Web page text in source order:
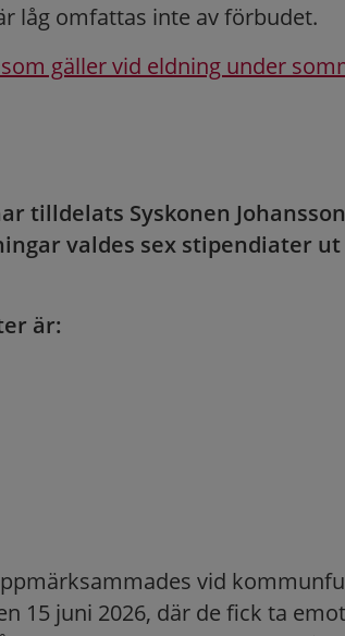
låg omfattas inte av förbudet.
gäller vid eldning under
tilldelats Syskonen
valdes sex stipendiater ut
är:
vid
15 juni 2026, där de fick ta